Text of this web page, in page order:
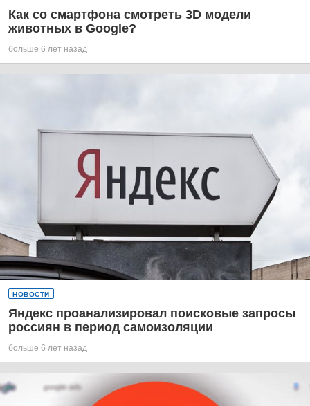
Как со смартфона смотреть 3D модели
животных в Google?
больше 6 лет назад
НОВОСТИ
Яндекс проанализировал поисковые запросы
россиян в период самоизоляции
больше 6 лет назад